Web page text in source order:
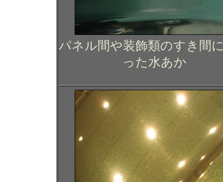
パネル間や装飾類のすき間
った水あか